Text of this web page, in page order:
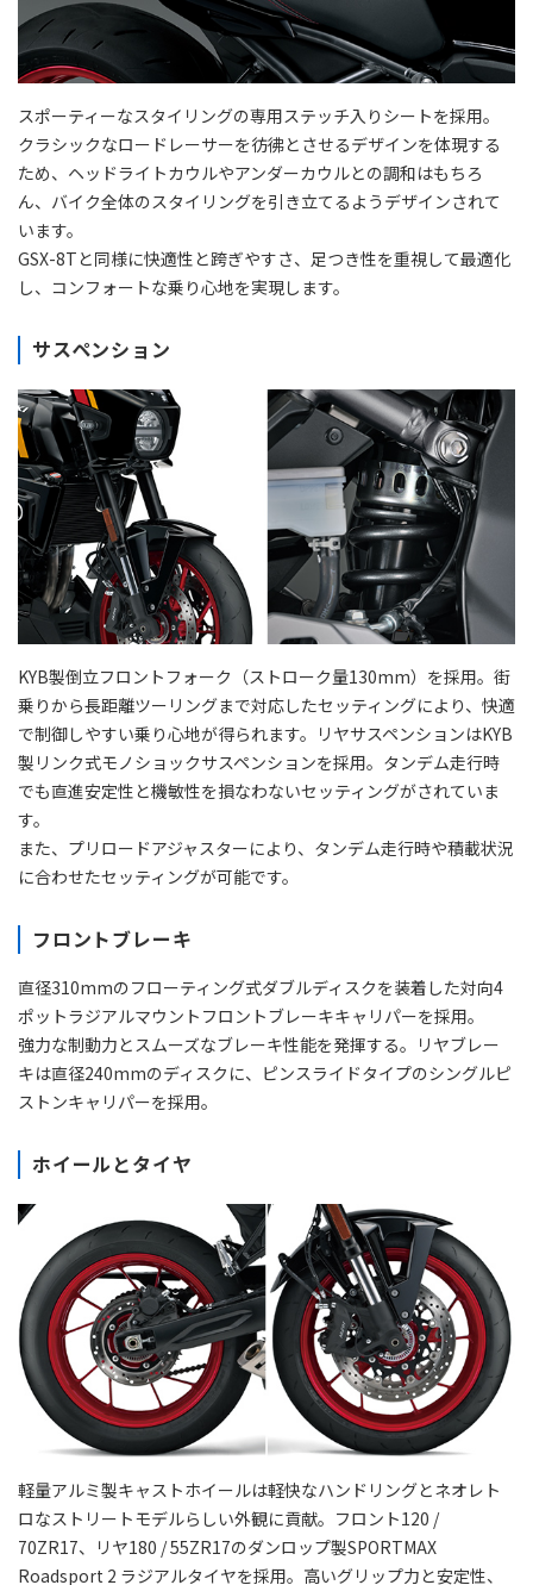
スポーティーなスタイリングの専用ステッチ入りシートを採用。
クラシックなロードレーサーを彷彿とさせるデザインを体現する
ため、ヘッドライトカウルやアンダーカウルとの調和はもちろ
ん、バイク全体のスタイリングを引き立てるようデザインされて
います。
GSX-8Tと同様に快適性と跨ぎやすさ、足つき性を重視して最適化
し、コンフォートな乗り心地を実現します。
サスペンション
KYB製倒立フロントフォーク（ストローク量130mm）を採用。街
乗りから長距離ツーリングまで対応したセッティングにより、快適
で制御しやすい乗り心地が得られます。リヤサスペンションはKYB
製リンク式モノショックサスペンションを採用。タンデム走行時
でも直進安定性と機敏性を損なわないセッティングがされていま
す。
また、プリロードアジャスターにより、タンデム走行時や積載状況
に合わせたセッティングが可能です。
フロントブレーキ
直径310mmのフローティング式ダブルディスクを装着した対向4
ポットラジアルマウントフロントブレーキキャリパーを採用。
強力な制動力とスムーズなブレーキ性能を発揮する。リヤブレー
キは直径240mmのディスクに、ピンスライドタイプのシングルピ
ストンキャリパーを採用。
ホイールとタイヤ
軽量アルミ製キャストホイールは軽快なハンドリングとネオレト
ロなストリートモデルらしい外観に貢献。フロント120 /
70ZR17、リヤ180 / 55ZR17のダンロップ製SPORTMAX
Roadsport 2 ラジアルタイヤを採用。高いグリップ力と安定性、